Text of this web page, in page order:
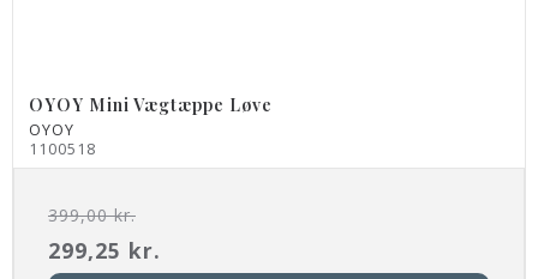
OYOY Mini Vægtæppe Løve
OYOY
1100518
399,00 kr.
299,25 kr.